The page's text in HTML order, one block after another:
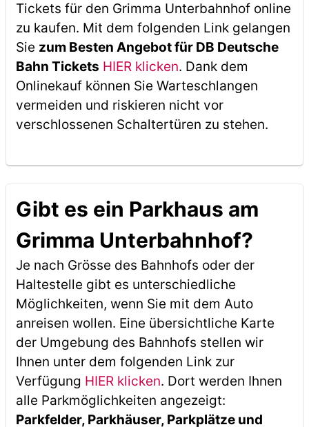
Tickets für den Grimma Unterbahnhof online
zu kaufen. Mit dem folgenden Link gelangen
Sie zum Besten Angebot für DB Deutsche
Bahn Tickets HIER klicken. Dank dem
Onlinekauf können Sie Warteschlangen
vermeiden und riskieren nicht vor
verschlossenen Schaltertüren zu stehen.
Gibt es ein Parkhaus am
Grimma Unterbahnhof?
Je nach Grösse des Bahnhofs oder der
Haltestelle gibt es unterschiedliche
Möglichkeiten, wenn Sie mit dem Auto
anreisen wollen. Eine übersichtliche Karte
der Umgebung des Bahnhofs stellen wir
Ihnen unter dem folgenden Link zur
Verfügung HIER klicken. Dort werden Ihnen
alle Parkmöglichkeiten angezeigt:
Parkfelder, Parkhäuser, Parkplätze und